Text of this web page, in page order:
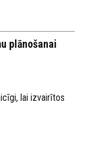
plānošanai
lai izvairītos